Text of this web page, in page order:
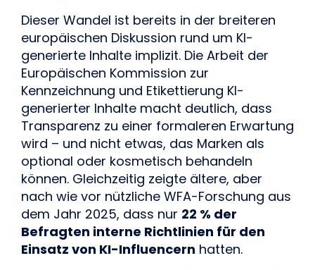
Dieser Wandel ist bereits in der breiteren
europäischen Diskussion rund um KI-
generierte Inhalte implizit. Die Arbeit der
Europäischen Kommission zur
Kennzeichnung und Etikettierung KI-
generierter Inhalte macht deutlich, dass
Transparenz zu einer formaleren Erwartung
wird – und nicht etwas, das Marken als
optional oder kosmetisch behandeln
können. Gleichzeitig zeigte ältere, aber
nach wie vor nützliche WFA-Forschung aus
dem Jahr 2025, dass nur 22 % der
Befragten interne Richtlinien für den
Einsatz von KI-Influencern hatten.